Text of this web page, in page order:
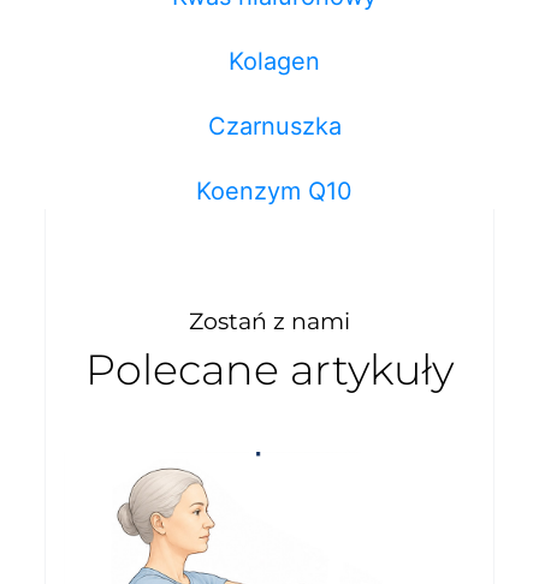
Kolagen
Czarnuszka
Koenzym Q10
Zostań z nami
Polecane artykuły